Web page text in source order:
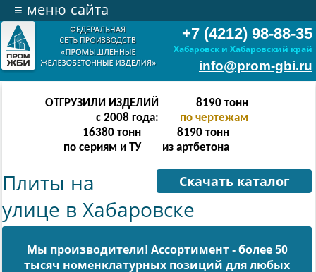
+7 (4212) 98-88-35
Хабаровск и Хабаровский край
info@prom-gbi.ru
≡ меню сайта
ОТГРУЗИЛИ ИЗДЕЛИЙ
с 2008 года:
16382тонн
по чертежам
32764 тонн
по сериям и ТУ
16382 тонн
из артбетона
Скачать каталог
Плиты на
улице в Хабаровске
Мы производители! Ассортимент - более 50
тысяч номенклатурных позиций для любых